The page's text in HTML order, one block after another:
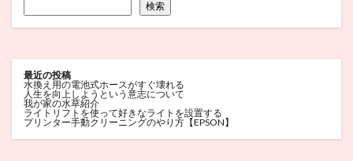
検索
最近の投稿
水換え用の電池式ホースがすぐ壊れる
人生を向上しようという意志について
我が家の水草紹介
ライトリフトを使って好きなライトを設置する
プリンター手動クリーニングのやり方【EPSON】